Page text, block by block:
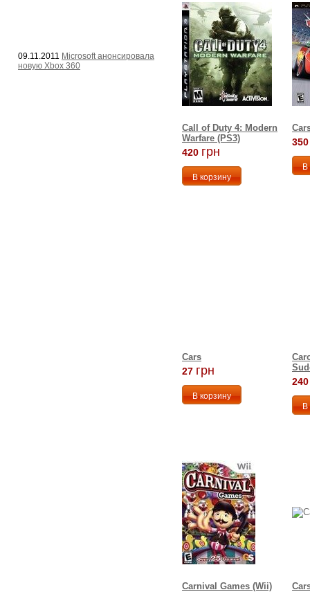
09.11.2011 Microsoft анонсировала
новую Xbox 360
Call of Duty 4: Modern
Warfare (PS3)
420 грн
350
Cars
27 грн
240
Carnival Games (Wii)